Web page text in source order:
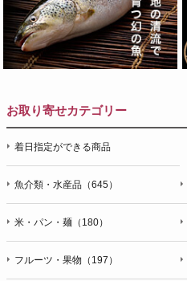
お取り寄せカテゴリー
着日指定ができる商品
魚介類・水産品（645）
米・パン・麺（180）
フルーツ・果物（197）